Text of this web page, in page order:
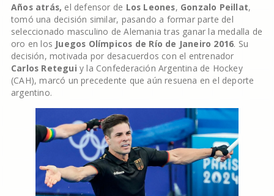
Años atrás, el defensor de Los Leones, Gonzalo Peillat,
tomó una decisión similar, pasando a formar parte del
seleccionado masculino de Alemania tras ganar la medalla de
oro en los Juegos Olímpicos de Río de Janeiro 2016. Su
decisión, motivada por desacuerdos con el entrenador
Carlos Retegui y la Confederación Argentina de Hockey
(CAH), marcó un precedente que aún resuena en el deporte
argentino.